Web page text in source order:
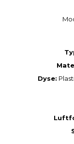
Dyse: